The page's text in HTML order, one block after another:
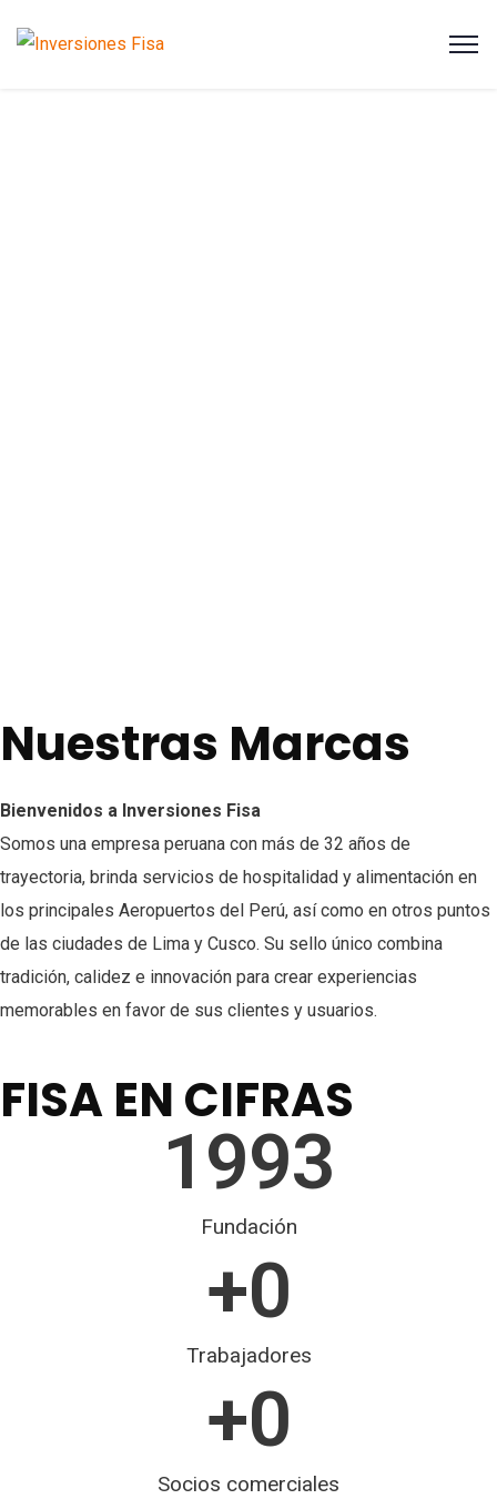
Nuestras Marcas
Bienvenidos a Inversiones Fisa
Somos una empresa peruana con más de 32 años de
trayectoria, brinda servicios de hospitalidad y alimentación en
los principales Aeropuertos del
Perú, así como en otros puntos
de las ciudades de Lima y Cusco. Su sello único combina
tradición, calidez e innovación para crear experiencias
memorables en favor de sus clientes y usuarios.
FISA EN CIFRAS
1993
Fundación
+0
Trabajadores
+0
Socios comerciales